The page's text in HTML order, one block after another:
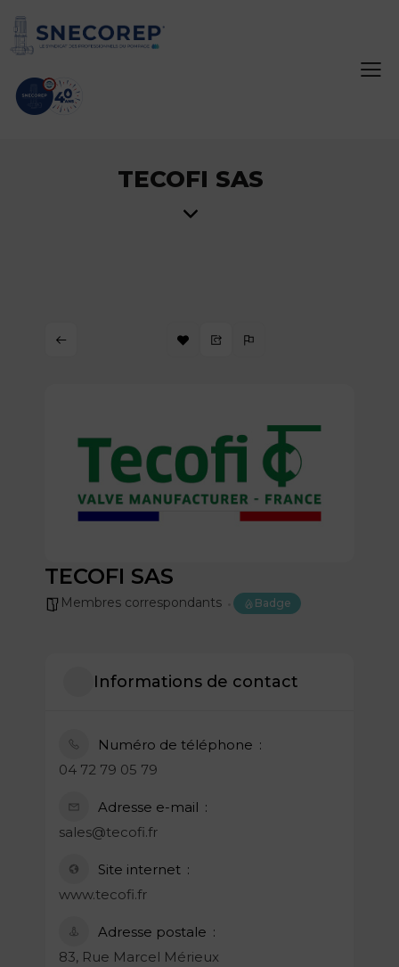
TECOFI SAS
TECOFI SAS
Membres correspondants Badge
Informations de contact
Numéro de téléphone
04 72 79 05 79
Adresse e-mail
sales@tecofi.fr
Site internet
www.tecofi.fr
Adresse postale
83, Rue Marcel Mérieux